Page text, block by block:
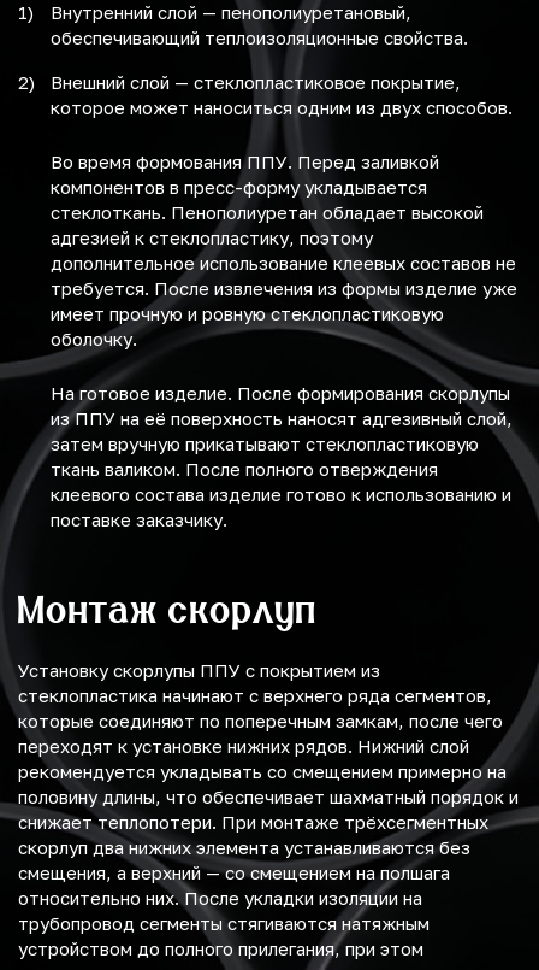
Внутренний слой — пенополиуретановый,
обеспечивающий теплоизоляционные свойства.
Внешний слой — стеклопластиковое покрытие,
которое может наноситься одним из двух способов.
Во время формования ППУ. Перед заливкой
компонентов в пресс-форму укладывается
стеклоткань. Пенополиуретан обладает высокой
адгезией к стеклопластику, поэтому
дополнительное использование клеевых составов не
требуется. После извлечения из формы изделие уже
имеет прочную и ровную стеклопластиковую
оболочку.
На готовое изделие. После формирования скорлупы
из ППУ на её поверхность наносят адгезивный слой,
затем вручную прикатывают стеклопластиковую
ткань валиком. После полного отверждения
клеевого состава изделие готово к использованию и
поставке заказчику.
Монтаж скорлуп
Установку скорлупы ППУ с покрытием из
стеклопластика начинают с верхнего ряда сегментов,
которые соединяют по поперечным замкам, после чего
переходят к установке нижних рядов. Нижний слой
рекомендуется укладывать со смещением примерно на
половину длины, что обеспечивает шахматный порядок и
снижает теплопотери. При монтаже трёхсегментных
скорлуп два нижних элемента устанавливаются без
смещения, а верхний — со смещением на полшага
относительно них. После укладки изоляции на
трубопровод сегменты стягиваются натяжным
устройством до полного прилегания, при этом